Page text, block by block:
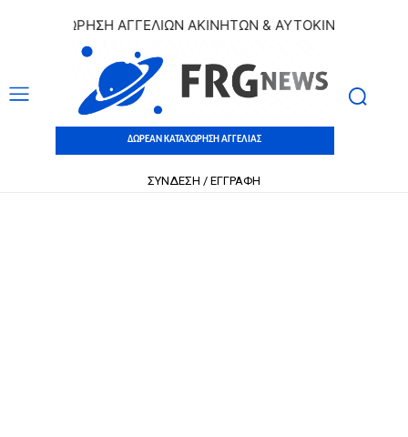
ΑΓΓΕΛΙΩΝ ΑΚΙΝΗΤΩΝ & ΑΥΤΟΚΙΝΗΤΩΝ |
ΔΩΡΕΑΝ ΚΑΤΑΧΩΡΗΣΗ ΑΓΓΕΛΙΑΣ
ΣΥΝΔΕΣΗ / ΕΓΓΡΑΦΗ